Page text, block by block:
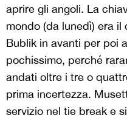
aprire gli angoli. La
mondo (da lunedì) era
Bublik in avanti per poi
pochissimo, perché
andati oltre i tre o
prima incertezza.
servizio nel tie break e